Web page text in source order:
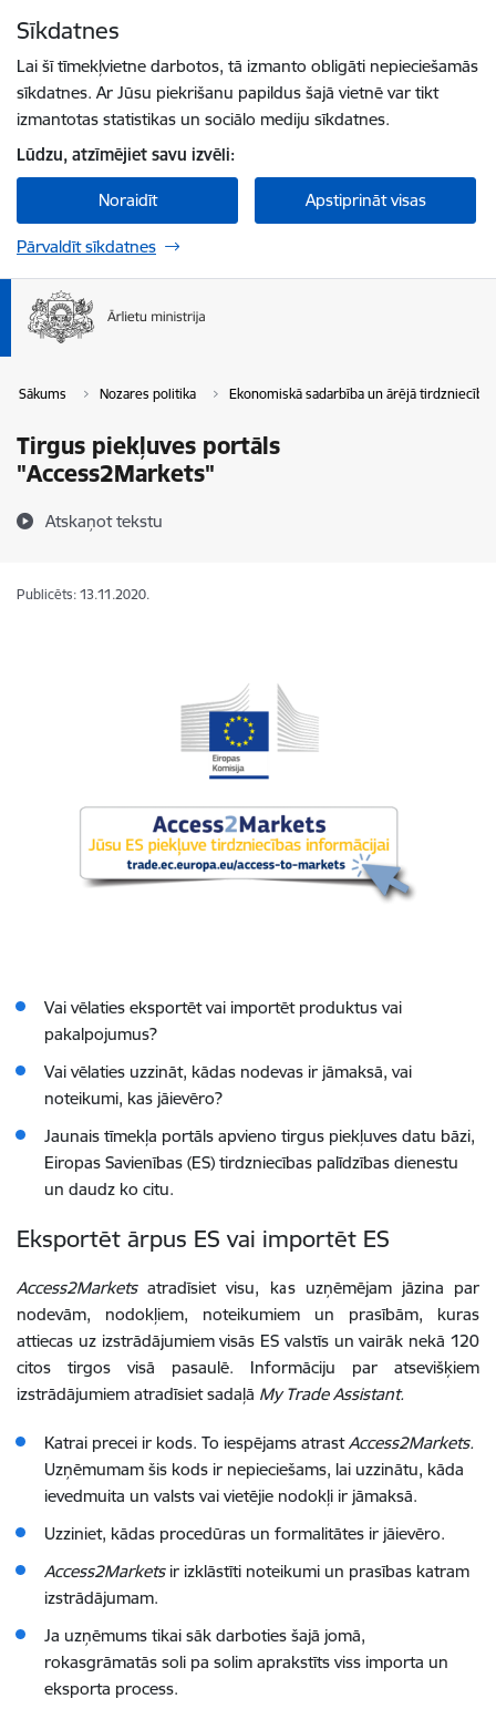
Sīkdatnes
Lai šī tīmekļvietne darbotos, tā izmanto obligāti nepieciešamās
sīkdatnes. Ar Jūsu piekrišanu papildus šajā vietnē var tikt
izmantotas statistikas un sociālo mediju sīkdatnes.
Lūdzu, atzīmējiet savu izvēli:
Noraidīt Apstiprināt visas
Pārvaldīt sīkdatnes
Sākums Nozares politika Ekonomiskā sadarbība un ārējā tirdzniecība
Tirgus piekļuves portāls
"Access2Markets"
Atskaņot tekstu
Publicēts: 13.11.2020.
Vai vēlaties eksportēt vai importēt produktus vai
pakalpojumus?
Vai vēlaties uzzināt, kādas nodevas ir jāmaksā, vai
noteikumi, kas jāievēro?
Jaunais tīmekļa portāls apvieno tirgus piekļuves datu bāzi,
Eiropas Savienības (ES) tirdzniecības palīdzības dienestu
un daudz ko citu.
Eksportēt ārpus ES vai importēt ES
Access2Marketsatradīsiet visu, kas uzņēmējam jāzina par
nodevām, nodokļiem, noteikumiem un prasībām, kuras
attiecas uz izstrādājumiem visās ES valstīs un vairāk nekā 120
citos tirgos visā pasaulē. Informāciju par atsevišķiem
izstrādājumiem atradīsiet sadaļā My Trade Assistant.
Katrai precei ir kods. To iespējams atrastAccess2Markets.
Uzņēmumam šis kods ir nepieciešams, lai uzzinātu, kāda
ievedmuita un valsts vai vietējie nodokļi ir jāmaksā.
Uzziniet, kādas procedūras un formalitātes ir jāievēro.
Access2Markets ir izklāstīti noteikumi un prasības katram
izstrādājumam.
Ja uzņēmums tikai sāk darboties šajā jomā,
rokasgrāmatās soli pa solim aprakstīts viss importa un
eksporta process.